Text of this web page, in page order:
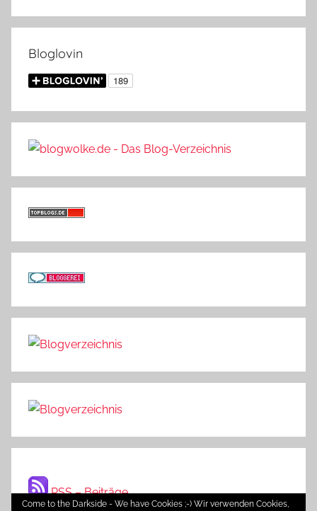
Bloglovin
RSS – Beiträge
Come to the Darkside - We have Cookies ;-) Wir verwenden Cookies,